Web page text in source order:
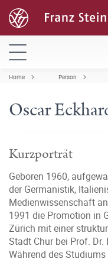
Home Person
Oscar
Kurzporträt
Geboren 1960,
der Germanistik,
Medienwissenschaft
1991 die Promotion in
Zürich mit einer
Stadt Chur bei Prof.
Während des